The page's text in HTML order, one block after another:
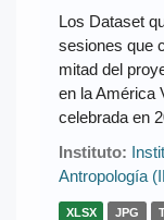
Los Dataset
sesiones que
mitad del
en la América
celebrada en
Instituto:
Antropología
XLSX JPG